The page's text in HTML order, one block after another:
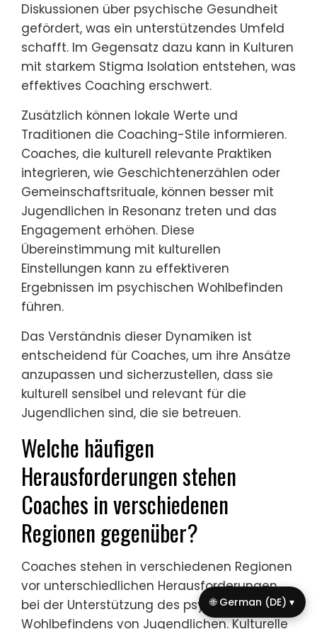
Diskussionen über psychische Gesundheit
gefördert, was ein unterstützendes Umfeld
schafft. Im Gegensatz dazu kann in Kulturen
mit starkem Stigma Isolation entstehen, was
effektives Coaching erschwert.
Zusätzlich können lokale Werte und
Traditionen die Coaching-Stile informieren.
Coaches, die kulturell relevante Praktiken
integrieren, wie Geschichtenerzählen oder
Gemeinschaftsrituale, können besser mit
Jugendlichen in Resonanz treten und das
Engagement erhöhen. Diese
Übereinstimmung mit kulturellen
Einstellungen kann zu effektiveren
Ergebnissen im psychischen Wohlbefinden
führen.
Das Verständnis dieser Dynamiken ist
entscheidend für Coaches, um ihre Ansätze
anzupassen und sicherzustellen, dass sie
kulturell sensibel und relevant für die
Jugendlichen sind, die sie betreuen.
Welche häufigen
Herausforderungen stehen
Coaches in verschiedenen
Regionen gegenüber?
Coaches stehen in verschiedenen Regionen
vor unterschiedlichen Herausforderungen
bei der Unterstützung des psychischen
Wohlbefindens von Jugendlichen. Kulturelle
🌐 German (DE) ▾